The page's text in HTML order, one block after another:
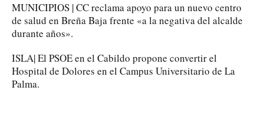
MUNICIPIOS | CC reclama apoyo para un nuevo centro
de salud en Breña Baja frente «a la negativa del alcalde
durante años».
ISLA| El PSOE en el Cabildo propone convertir el
Hospital de Dolores en el Campus Universitario de La
Palma.